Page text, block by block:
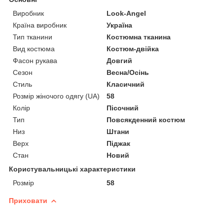
Виробник
Look-Angel
Країна виробник
Україна
Тип тканини
Костюмна тканина
Вид костюма
Костюм-двійка
Фасон рукава
Довгий
Сезон
Весна/Осінь
Стиль
Класичний
Розмір жіночого одягу (UA)
58
Колір
Пісочний
Тип
Повсякденний костюм
Низ
Штани
Верх
Піджак
Стан
Новий
Користувальницькі характеристики
Розмір
58
Приховати